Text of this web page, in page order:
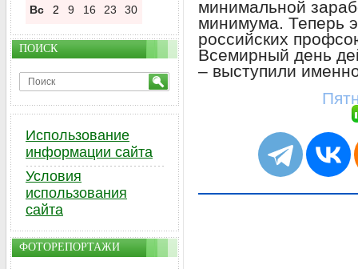
минимальной
минимума. Теперь
российских
Всемирный день
– выступили
Вс 2 9 16 23 30
ПОИСК
Использование
информации сайта
Условия
использования
сайта
ФОТОРЕПОРТАЖИ